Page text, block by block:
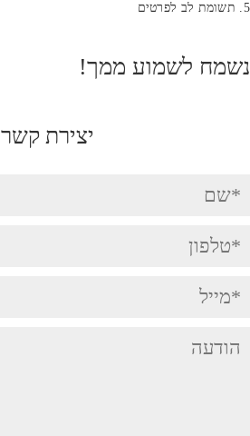
תשומת לב לפרטים
נשמח לשמוע ממך!
יצירת קשר